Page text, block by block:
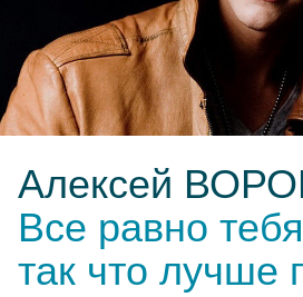
Алексей
Все равно
так что лучше